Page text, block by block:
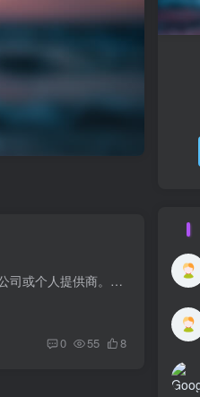
Jarvis 是一款网络安全服务 Elementor 模板套件，非常适合网络安全服务公司或个人提供商。Jarvis 的设计简洁、现代、干净，布局 100% 响应式，非常易于定制，任何人都可以使用，无需了解编码。 ...
0 55 8